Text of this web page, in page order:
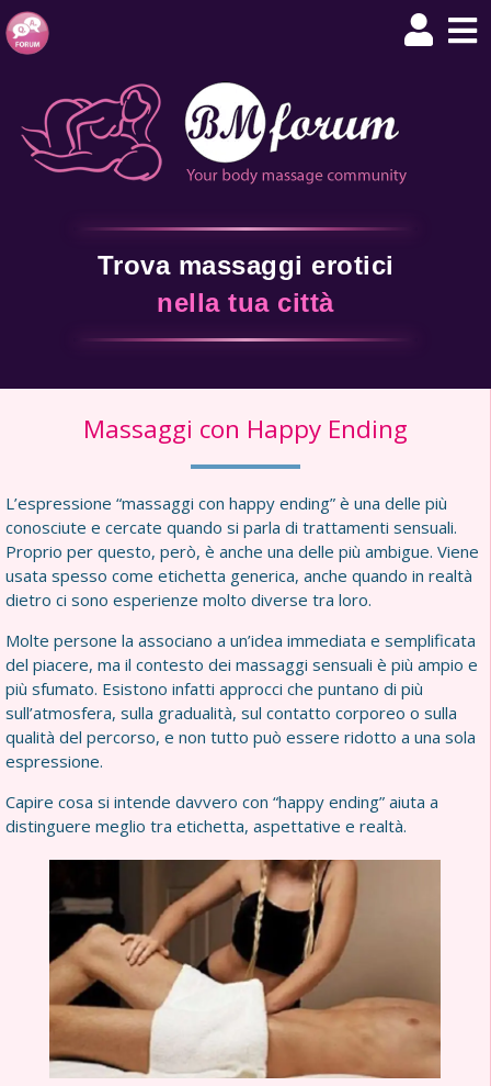
Trova massaggi erotici
nella tua città
Massaggi con Happy Ending
L’espressione “massaggi con happy ending” è una delle più
conosciute e cercate quando si parla di trattamenti sensuali.
Proprio per questo, però, è anche una delle più ambigue. Viene
usata spesso come etichetta generica, anche quando in realtà
dietro ci sono esperienze molto diverse tra loro.
Molte persone la associano a un’idea immediata e semplificata
del piacere, ma il contesto dei massaggi sensuali è più ampio e
più sfumato. Esistono infatti approcci che puntano di più
sull’atmosfera, sulla gradualità, sul contatto corporeo o sulla
qualità del percorso, e non tutto può essere ridotto a una sola
espressione.
Capire cosa si intende davvero con “happy ending” aiuta a
distinguere meglio tra etichetta, aspettative e realtà.